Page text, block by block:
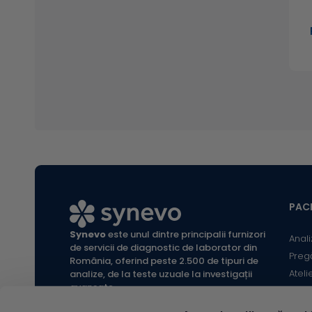
Synevoeste unul dintre principalii furnizori
de servicii de diagnostic de laborator din
România, oferind peste 2.500 de tipuri de
analize, de la teste uzuale la investigații
avansate.
Locații